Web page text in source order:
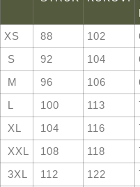
XS 88 102
S
92 104
M
96 106
L
100 113
XL
104 116
XXL
108 118
3XL
112 122